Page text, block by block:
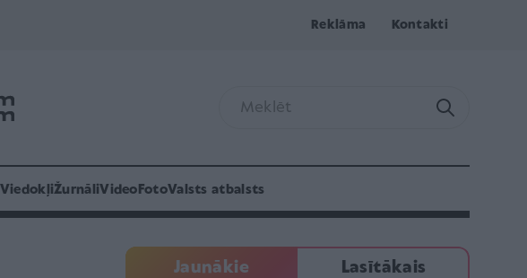
Reklāma Kontakti
ViedokļiŽurnāliVideo FotoValsts atbalsts
Jaunākie Lasītākais